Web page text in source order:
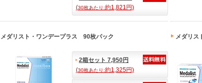
(30枚あたり:約1,821円)
メダリスト・ワンデープラス 90枚パック
2箱セット 7,950円
(30枚あたり:約1,325円)
メダリス